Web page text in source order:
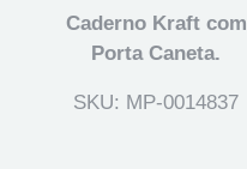
Caderno Kraft com
Porta Caneta.
SKU: MP-0014837